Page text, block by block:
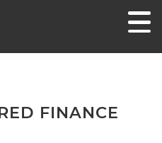
FINANCE